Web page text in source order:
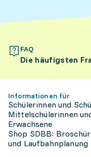
FAQ
Die häufigsten
Informationen für
Schülerinnen und
Mittelschülerinnen
Erwachsene
Shop SDBB:
und Laufbahnplanung